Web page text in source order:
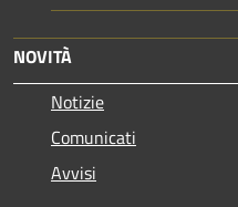
NOVITÀ
Notizie
Comunicati
Avvisi